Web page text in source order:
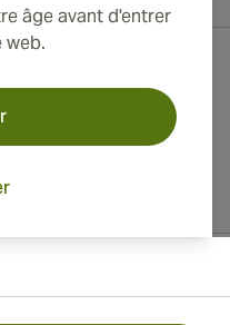
âge avant d'entrer
web.